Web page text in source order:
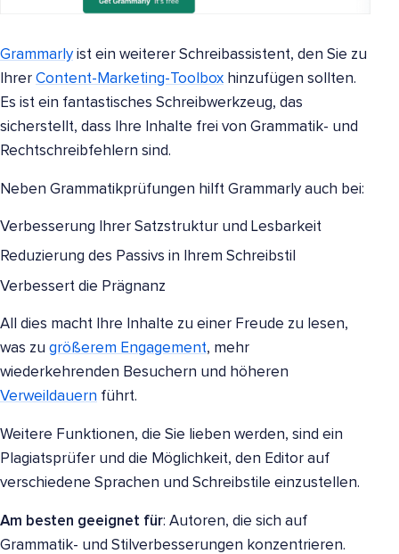
Grammarlyist ein weiterer Schreibassistent, den Sie zu
Ihrer Content-Marketing-Toolbox hinzufügen sollten.
Es ist ein fantastisches Schreibwerkzeug, das
sicherstellt, dass Ihre Inhalte frei von Grammatik- und
Rechtschreibfehlern sind.
Neben Grammatikprüfungen hilft Grammarly auch bei:
Verbesserung Ihrer Satzstruktur und Lesbarkeit
Reduzierung des Passivs in Ihrem Schreibstil
Verbessert die Prägnanz
All dies macht Ihre Inhalte zu einer Freude zu lesen,
was zu größerem Engagement, mehr
wiederkehrenden Besuchern und höheren
Verweildauern führt.
Weitere Funktionen, die Sie lieben werden, sind ein
Plagiatsprüfer und die Möglichkeit, den Editor auf
verschiedene Sprachen und Schreibstile einzustellen.
Am besten geeignet für: Autoren, die sich auf
Grammatik- und Stilverbesserungen konzentrieren.